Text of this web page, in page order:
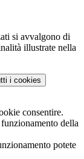
si avvalgono di
illustrate nella
i cookies
consentire.
della
potete